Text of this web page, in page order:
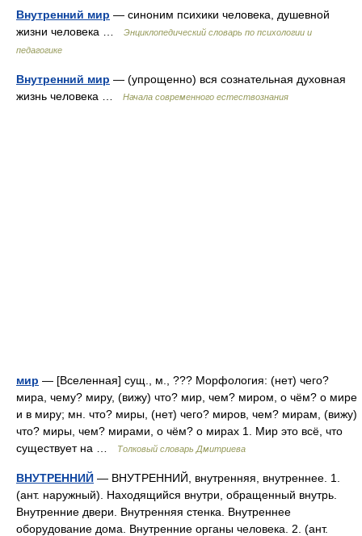
Внутренний мир — синоним психики человека, душевной
жизни человека …
Энциклопедический словарь по психологии и
педагогике
Внутренний мир — (упрощенно) вся сознательная духовная
жизнь человека …
Начала современного естествознания
мир — [Вселенная] сущ., м., ??? Морфология: (нет) чего?
мира, чему? миру, (вижу) что? мир, чем? миром, о чём? о мире
и в миру; мн. что? миры, (нет) чего? миров, чем? мирам, (вижу)
что? миры, чем? мирами, о чём? о мирах 1. Мир это всё, что
существует на …
Толковый словарь Дмитриева
ВНУТРЕННИЙ — ВНУТРЕННИЙ, внутренняя, внутреннее. 1.
(ант. наружный). Находящийся внутри, обращенный внутрь.
Внутренние двери. Внутренняя стенка. Внутреннее
оборудование дома. Внутренние органы человека. 2. (ант.